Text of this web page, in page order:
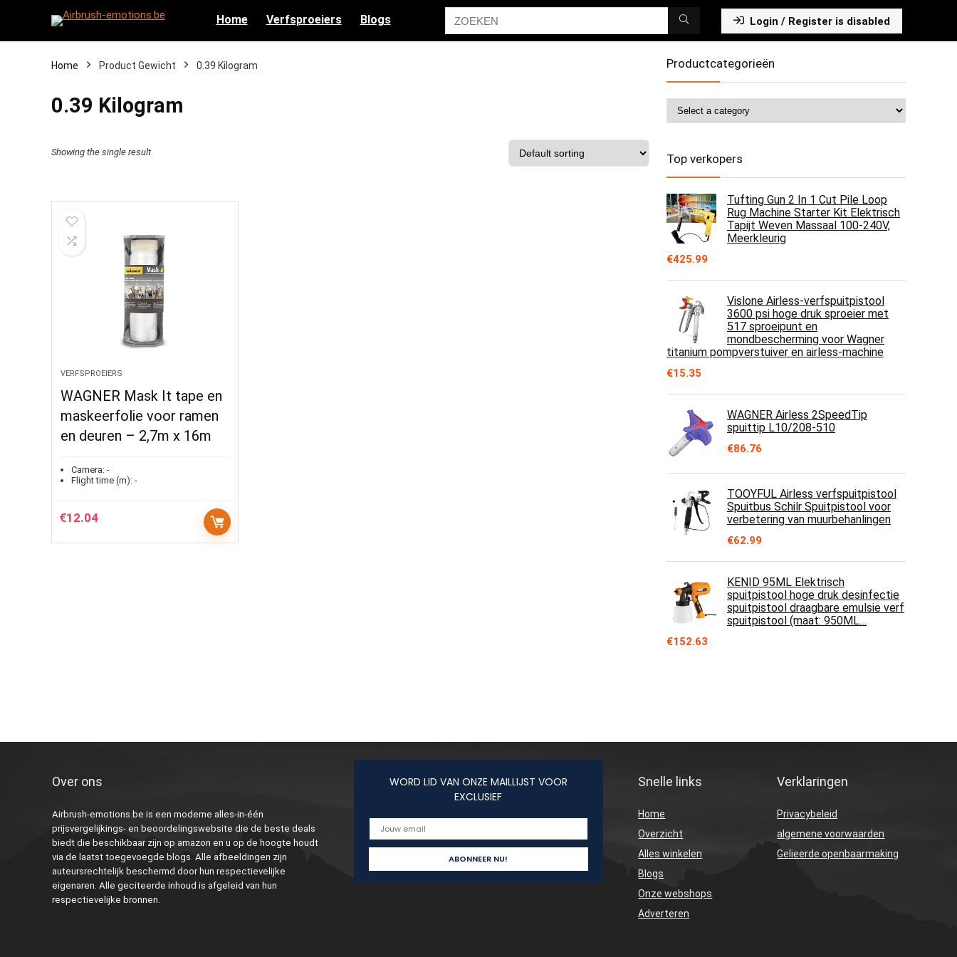
Home Verfsproeiers Blogs Login / Register is disabled
Home Product Gewicht ‎0.39 Kilogram
‎0.39 Kilogram
Showing the single result
VERFSPROEIERS
WAGNER Mask It tape en
maskeerfolie voor ramen
en deuren – 2,7m x 16m
Camera: -
Flight time (m): -
€12.04
Productcategorieën
Top verkopers
Tufting Gun 2 In 1 Cut Pile Loop
Rug Machine Starter Kit Elektrisch
Tapijt Weven Massaal 100-240V,
Meerkleurig
€425.99
Vislone Airless-verfspuitpistool
3600 psi hoge druk sproeier met
517 sproeipunt en
mondbescherming voor Wagner
titanium pompverstuiver en airless-machine
€15.35
WAGNER Airless 2SpeedTip
spuittip L10/208-510
€86.76
TOOYFUL Airless verfspuitpistool
Spuitbus Schilr Spuitpistool voor
verbetering van muurbehanlingen
€62.99
KENID 95ML Elektrisch
spuitpistool hoge druk desinfectie
spuitpistool draagbare emulsie verf
spuitpistool (maat: 950ML…
€152.63
Over ons
Airbrush-emotions.be is een moderne alles-in-één
prijsvergelijkings- en beoordelingswebsite die de beste deals
biedt die beschikbaar zijn op amazon en u op de hoogte houdt
via de laatst toegevoegde blogs. Alle afbeeldingen zijn
auteursrechtelijk beschermd door hun respectievelijke
eigenaren. Alle geciteerde inhoud is afgeleid van hun
respectievelijke bronnen.
WORD LID VAN ONZE MAILLIJST VOOR
EXCLUSIEF
Snelle links
Home
Overzicht
Alles winkelen
Blogs
Onze webshops
Adverteren
Verklaringen
Privacybeleid
algemene voorwaarden
Gelieerde openbaarmaking